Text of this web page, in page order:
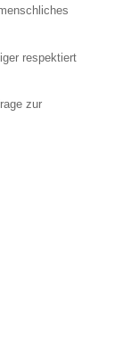
respektiert
zur